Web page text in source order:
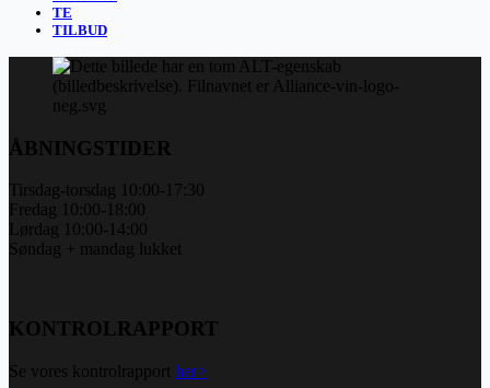
TE
TILBUD
ÅBNINGSTIDER
Tirsdag-torsdag 10:00-17:30
Fredag 10:00-18:00
Lørdag 10:00-14:00
Søndag + mandag lukket
KONTROLRAPPORT
Se vores kontrolrapport her>